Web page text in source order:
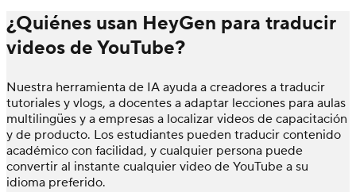
¿Quiénes usan HeyGen para traducir
videos de YouTube?
Nuestra herramienta de IA ayuda a creadores a traducir
tutoriales y vlogs, a docentes a adaptar lecciones para aulas
multilingües y a empresas a localizar videos de capacitación
y de producto. Los estudiantes pueden traducir contenido
académico con facilidad, y cualquier persona puede
convertir al instante cualquier video de YouTube a su
idioma preferido.